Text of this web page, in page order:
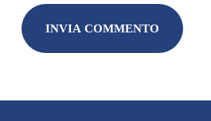
INVIA COMMENTO